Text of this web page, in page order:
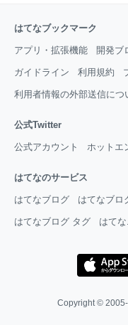
はてなブックマーク
アプリ・拡張機能 開発ブ
ガイドライン 利用規約
利用者情報の外部送信につ
公式Twitter
公式アカウント ホットエ
はてなのサービス
はてなブログ はてなブロ
はてなブログ タグ はて
Copyright ©